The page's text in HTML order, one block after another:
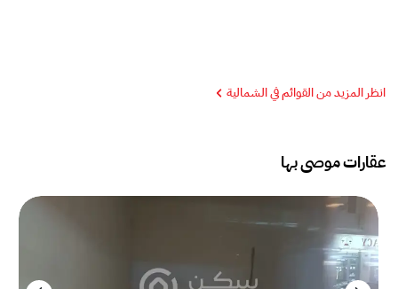
انظر المزيد من القوائم في الشمالية
عقارات موصى بها